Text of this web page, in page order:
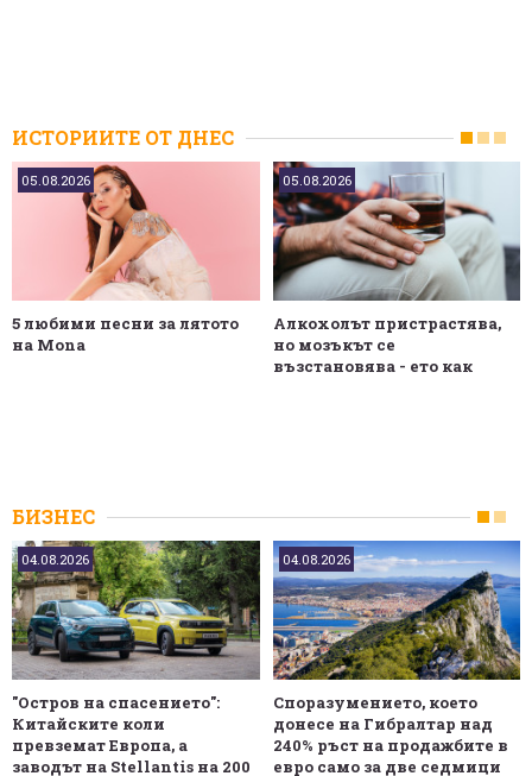
ИСТОРИИТЕ ОТ ДНЕС
05.08.2026
5 любими песни за лятото
на Mona
05.08.2026
Алкохолът пристрастява,
но мозъкът се
възстановява - ето как
БИЗНЕС
04.08.2026
"Остров на спасението":
Китайските коли
превземат Европа, а
заводът на Stellantis на 200
04.08.2026
Споразумението, което
донесе на Гибралтар над
240% ръст на продажбите в
евро само за две седмици